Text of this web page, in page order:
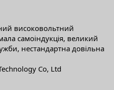
високовольтний
самоіндукція, великий
нестандартна довільна
Co, Ltd